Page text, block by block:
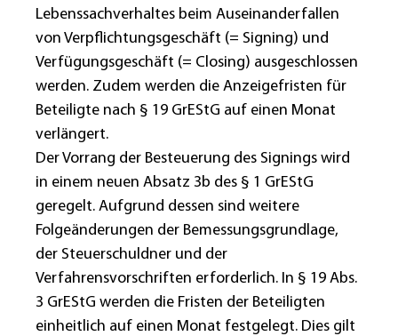
Lebenssachverhaltes beim Auseinanderfallen
von Verpflichtungsgeschäft (= Signing) und
Verfügungsgeschäft (= Closing) ausgeschlossen
werden. Zudem werden die Anzeigefristen für
Beteiligte nach § 19 GrEStG auf einen Monat
verlängert.
Der Vorrang der Besteuerung des Signings wird
in einem neuen Absatz 3b des § 1 GrEStG
geregelt. Aufgrund dessen sind weitere
Folgeänderungen der Bemessungsgrundlage,
der Steuerschuldner und der
Verfahrensvorschriften erforderlich. In § 19 Abs.
3 GrEStG werden die Fristen der Beteiligten
einheitlich auf einen Monat festgelegt. Dies gilt